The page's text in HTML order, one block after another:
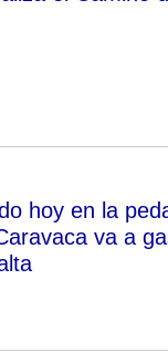
hoy en la
va a